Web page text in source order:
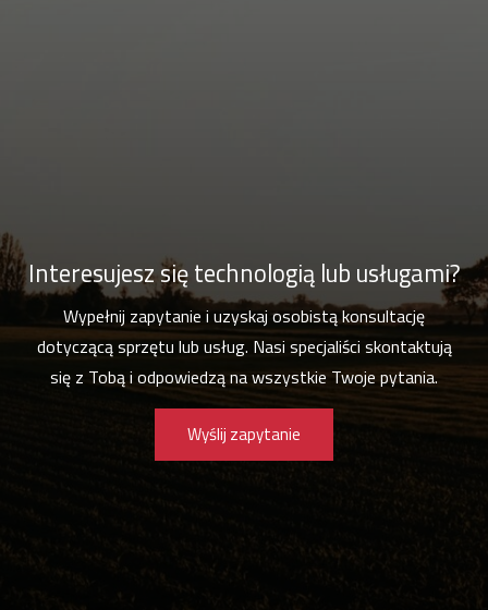
Interesujesz się technologią lub usługami?
Wypełnij zapytanie i uzyskaj osobistą konsultację
dotyczącą sprzętu lub usług. Nasi specjaliści skontaktują
się z Tobą i odpowiedzą na wszystkie Twoje pytania.
Wyślij zapytanie